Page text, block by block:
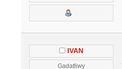
IVAN
Gadatliwy